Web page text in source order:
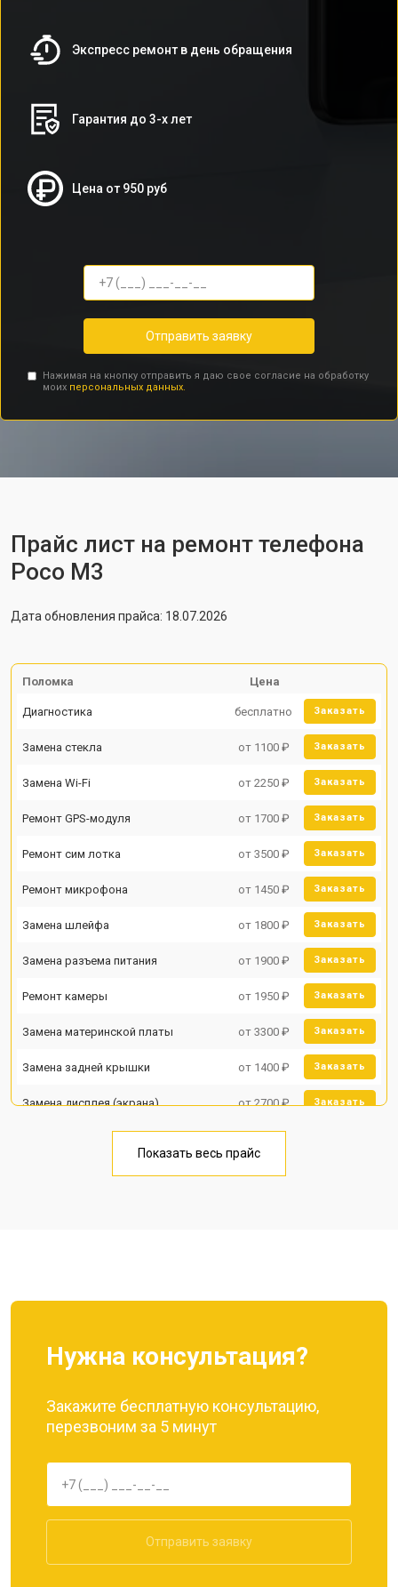
Экспресс ремонт в день обращения
Гарантия до 3-х лет
Цена от 950 руб
Отправить заявку
Нажимая на кнопку отправить я даю свое согласие на обработку
моих персональных данных.
Прайс лист на ремонт телефона
Poco M3
Дата обновления прайса: 18.07.2026
Поломка Цена
Диагностика бесплатно Заказать
Замена стекла от 1100 ₽ Заказать
Замена Wi-Fi от 2250 ₽ Заказать
Ремонт GPS-модуля от 1700 ₽ Заказать
Ремонт сим лотка от 3500 ₽ Заказать
Ремонт микрофона от 1450 ₽ Заказать
Замена шлейфа от 1800 ₽ Заказать
Замена разъема питания от 1900 ₽ Заказать
Ремонт камеры от 1950 ₽ Заказать
Замена материнской платы от 3300 ₽ Заказать
Замена задней крышки от 1400 ₽ Заказать
Замена дисплея (экрана) от 2700 ₽ Заказать
Замена кнопки включения от 1750 ₽
Показать весь прайс
Нужна консультация?
Закажите бесплатную консультацию,
перезвоним за 5 минут
Отправить заявку